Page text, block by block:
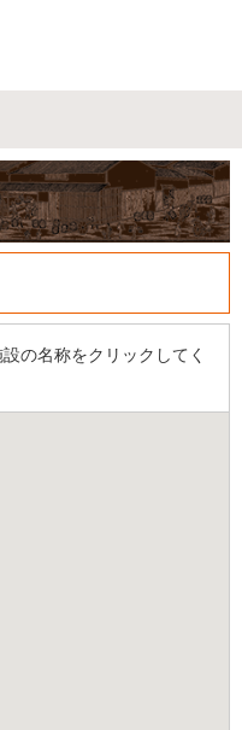
の名称をクリックしてく